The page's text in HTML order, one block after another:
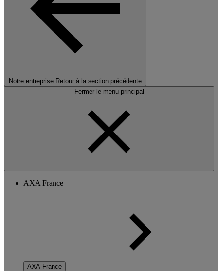
Notre entreprise Retour à la section précédente
Fermer le menu principal
AXA France
AXA France